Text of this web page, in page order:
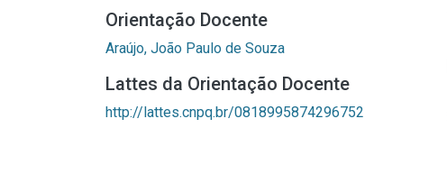
Orientação Docente
Araújo, João Paulo de Souza
Lattes da Orientação Docente
http://lattes.cnpq.br/0818995874296752